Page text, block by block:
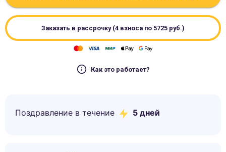
Заказать в рассрочку (4 взноса по 5725 руб.)
Как это работает?
Поздравление в течение 5 дней